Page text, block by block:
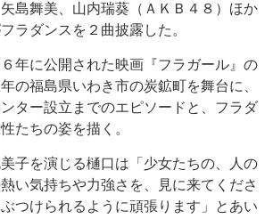
矢島舞美、山内瑞葵（ＡＫＢ４８）ほか
ラダンスを２曲披露した。
年に公開された映画『フラガール』の
の福島県いわき市の炭鉱町を舞台に、
ター設立までのエピソードと、フラダ
たちの姿を描く。
子を演じる樋口は「少女たちの、人の
い気持ちや力強さを、見に来てくださ
つけられるように頑張ります」とあい